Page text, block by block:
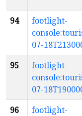
94
footlight-
07-
95
footlight-
07-
96
footlight-